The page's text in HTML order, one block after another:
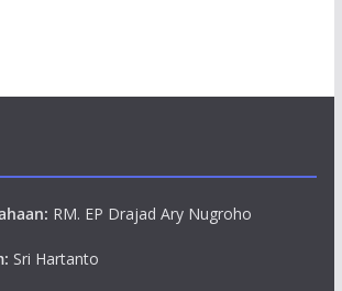
RM. EP Drajad Ary Nugroho
Sri Hartanto